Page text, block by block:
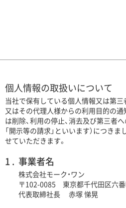
個人情報の取扱いについて
当社で保有している個人情報又は第三
又はその代理人様からの利用目的の通
は削除、利用の停止、消去及び第三者へ
「開示等の請求」といいます）につき
せていただきます。
事業者名
株式会社モーク・ワン
〒102-0085 東京都千代田区六番
代表取締社長 赤塚 悌晃